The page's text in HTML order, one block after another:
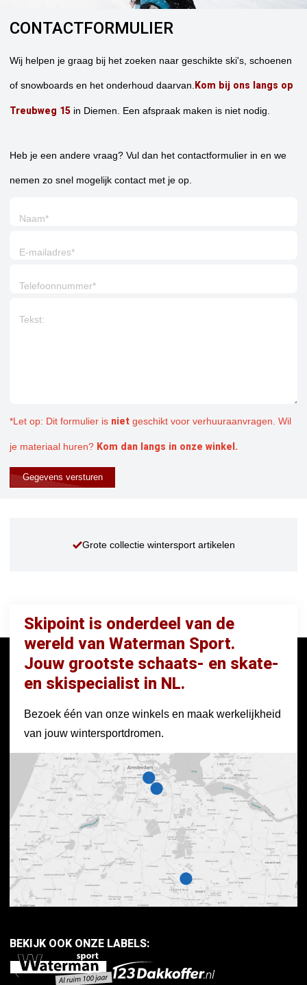
CONTACTFORMULIER
Wij helpen je graag bij het zoeken naar geschikte ski's, schoenen
of snowboards en het onderhoud daarvan.Kom bij ons langs op
Treubweg 15 in Diemen. Een afspraak maken is niet nodig.
Heb je een andere vraag? Vul dan het contactformulier in en we
nemen zo snel mogelijk contact met je op.
Naam*
E-mailadres*
Telefoonnummer*
Tekst:
*Let op: Dit formulier is niet geschikt voor verhuuraanvragen. Wil
je materiaal huren? Kom dan langs in onze winkel.
Gegevens versturen
Grote collectie wintersport artikelen
Skipoint is onderdeel van de
wereld van Waterman Sport.
Jouw grootste schaats- en skate-
en skispecialist in NL.
Bezoek één van onze winkels en maak werkelijkheid
van jouw wintersportdromen.
BEKIJK OOK ONZE LABELS: